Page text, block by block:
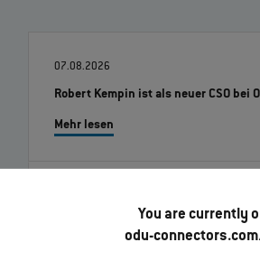
You are currently
odu-
07.08.2026
Robert Kempin ist als neuer CSO bei
Mehr lesen
ODU-MAC® RAPID: Neue